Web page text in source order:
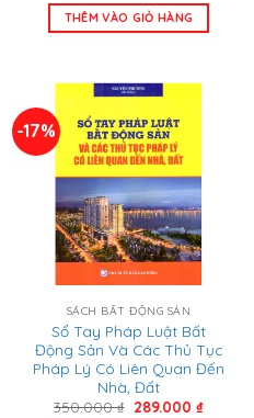
là:
600.000 ₫.
tại
THÊM VÀO GIỎ HÀNG
-17%
SÁCH BẤT ĐỘNG SẢN
Sổ Tay Pháp Luật Bất
Động Sản Và Các Thủ Tục
Pháp Lý Có Liên Quan Đến
Nhà, Đất
350.000₫ Giá
289.000 ₫Giá